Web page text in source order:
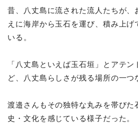
昔、八丈島に流された流人たちが、
えに海岸から玉石を運び、積み上げ
いる。
「八丈島といえば玉石垣」とアテ
ど、八丈島らしさが残る場所の一つ
渡邉さんもその独特な丸みを帯びた
史・文化を感じている様子だった。